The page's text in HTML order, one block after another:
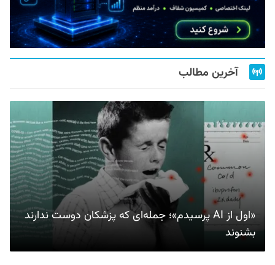
آخرین مطالب
«اول از AI پرسیدم»؛ جمله‌ای که پزشکان دوست ندارند
بشنوند